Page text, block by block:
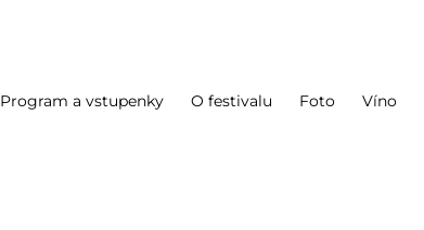
Program a vstupenky O festivalu Foto Víno